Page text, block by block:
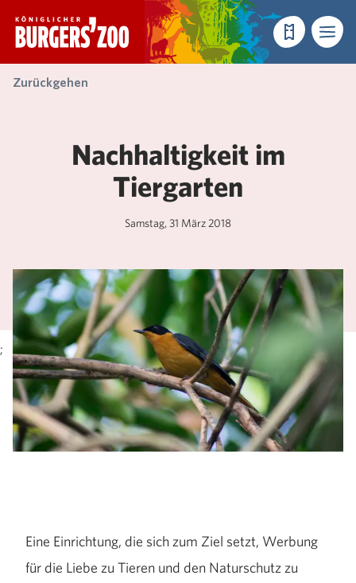
- Startseite
Reservieren
Menü
Zurückgehen
;
Nachhaltigkeit im
Tiergarten
Samstag, 31 März 2018
Eine Einrichtung, die sich zum Ziel setzt, Werbung
für die Liebe zu Tieren und den Naturschutz zu